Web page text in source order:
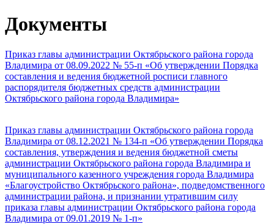
Документы
Приказ главы администрации Октябрьского района города
Владимира от 08.09.2022 № 55-п «Об утверждении Порядка
составления и ведения бюджетной росписи главного
распорядителя бюджетных средств администрации
Октябрьского района города Владимира»
Приказ главы администрации Октябрьского района города
Владимира от 08.12.2021 № 134-п «Об утверждении Порядка
составления, утверждения и ведения бюджетной сметы
администрации Октябрьского района города Владимира и
муниципального казенного учреждения города Владимира
«Благоустройство Октябрьского района», подведомственного
администрации района, и признании утратившим силу
приказа главы администрации Октябрьского района города
Владимира от 09.01.2019 № 1-п»